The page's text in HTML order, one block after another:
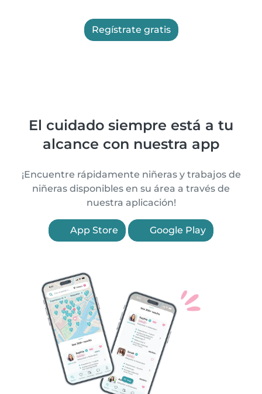
Regístrate gratis
El cuidado siempre está a tu
alcance con nuestra app
¡Encuentre rápidamente niñeras y trabajos de
niñeras disponibles en su área a través de
nuestra aplicación!
App Store Google Play